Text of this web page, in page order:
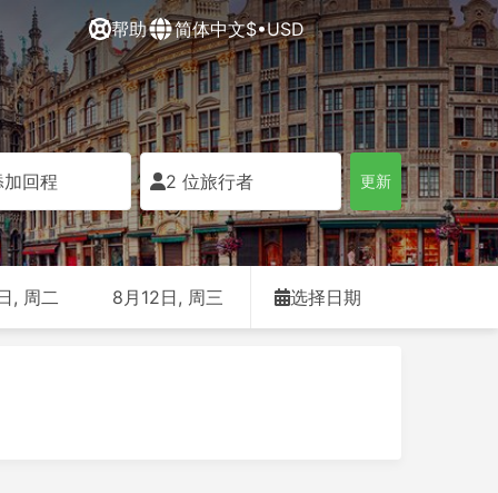
帮助 简体中文$•USD
回程 2 位旅行者 更新
, 周二 8月12日, 周三 选择日期